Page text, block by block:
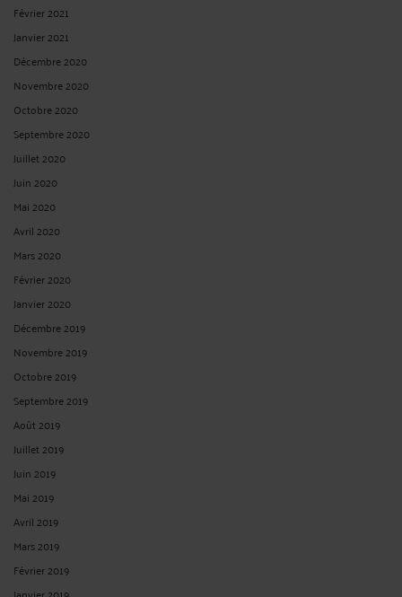
Février 2021
Janvier 2021
Décembre 2020
Novembre 2020
Octobre 2020
Septembre 2020
Juillet 2020
Juin 2020
Mai 2020
Avril 2020
Mars 2020
Février 2020
Janvier 2020
Décembre 2019
Novembre 2019
Octobre 2019
Septembre 2019
Août 2019
Juillet 2019
Juin 2019
Mai 2019
Avril 2019
Mars 2019
Février 2019